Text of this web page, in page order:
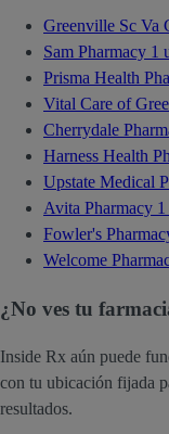
Greenville Sc Va
Sam Pharmacy 1
Prisma Health
Vital Care of
Cherrydale
Harness Health
Upstate Medical
Avita Pharmacy
Fowler's
Welcome
¿No ves tu
Inside Rx aún puede
con tu ubicación fijada
resultados.